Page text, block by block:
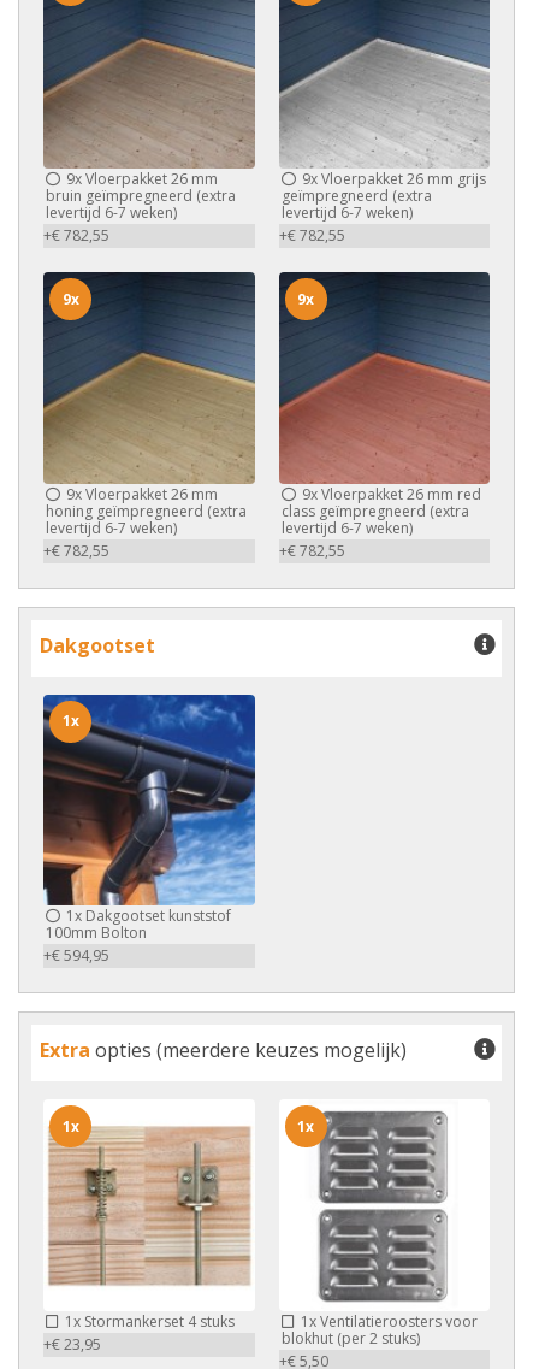
9xVloerpakket 26 mm
bruin geïmpregneerd (extra
levertijd 6-7 weken)
+€ 782,55
9xVloerpakket 26 mm grijs
geïmpregneerd (extra
levertijd 6-7 weken)
+€ 782,55
9xVloerpakket 26 mm
honing geïmpregneerd (extra
levertijd 6-7 weken)
+€ 782,55
9x
9xVloerpakket 26 mm red
class geïmpregneerd (extra
levertijd 6-7 weken)
+€ 782,55
9x
Dakgootset
1x Dakgootset kunststof
100mm Bolton
+€ 594,95
1x
Extra opties (meerdere keuzes mogelijk)
1x Stormankerset 4 stuks
+€ 23,95
1x
1xVentilatieroosters voor
blokhut (per 2 stuks)
+€ 5,50
1x